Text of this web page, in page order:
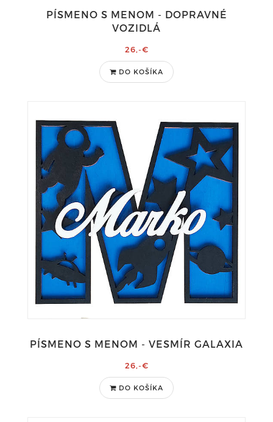
PÍSMENO S MENOM - DOPRAVNÉ
VOZIDLÁ
26,-€
DO KOŠÍKA
PÍSMENO S MENOM - VESMÍR GALAXIA
26,-€
DO KOŠÍKA